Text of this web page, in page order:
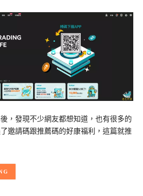
，發現不少網友都想知道，也有很多的
邀請碼跟推薦碼的好康福利，這篇就推